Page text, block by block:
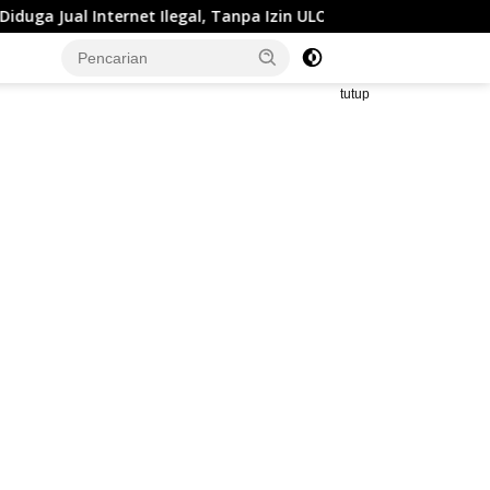
Tanpa Izin ULO Pengusaha WiFi Berinisial YN
tutup